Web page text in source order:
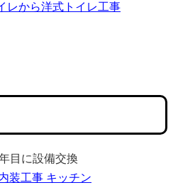
レから洋式トイレ工事
目に設備交換
装工事 キッチン